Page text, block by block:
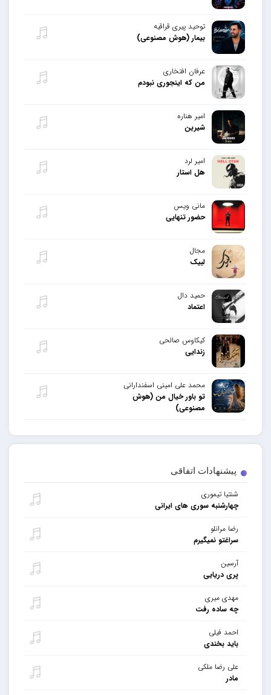
پیشنهادات اتفاقی
شنتیا تیموری
چهارشنبه سوری های ایرانی
رضا مرانلو
سراغتو نمیگیرم
آرسین
پری دریایی
مهدی میری
چه ساده رفت
احمد فیلی
باید بخندی
علی رضا ملکی
مادر
توحید پیری قراقیه
بیمار (هوش مصنوعی)
عرفان افتخاری
من که اینجوری نبودم
امیر هناره
شیرین
امیر لرد
هل استار
مانی ویس
حضور تنهایی
مجال
لبیک
حمید دال
اعتماد
کیکاوس صالحی
زندایی
محمد علی امینی اسفندارانی
تو باور خیال من (هوش
مصنوعی)